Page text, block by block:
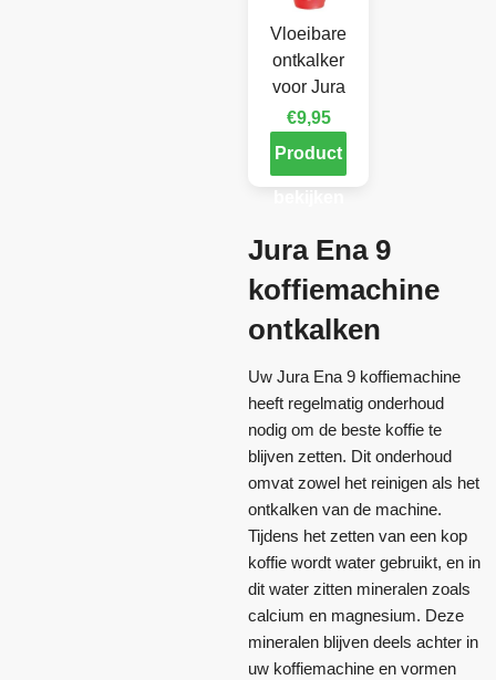
Vloeibare
ontkalker
voor Jura
€9,95
Product
Jura Ena 9
koffiemachine
ontkalken
Uw Jura Ena 9 koffiemachine
heeft regelmatig onderhoud
nodig om de beste koffie te
blijven zetten. Dit onderhoud
omvat zowel het reinigen als het
ontkalken van de machine.
Tijdens het zetten van een kop
koffie wordt water gebruikt, en in
dit water zitten mineralen zoals
calcium en magnesium. Deze
mineralen blijven deels achter in
uw koffiemachine en vormen